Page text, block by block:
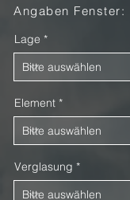
Angaben Fenster:
Lage
Element
Verglasung